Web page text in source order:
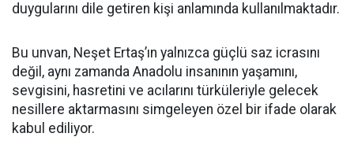
duygularını dile getiren kişi anlamında kullanılmaktadır.
Bu unvan, Neşet Ertaş’ın yalnızca güçlü saz icrasını
değil, aynı zamanda Anadolu insanının yaşamını,
sevgisini, hasretini ve acılarını türküleriyle gelecek
nesillere aktarmasını simgeleyen özel bir ifade olarak
kabul ediliyor.